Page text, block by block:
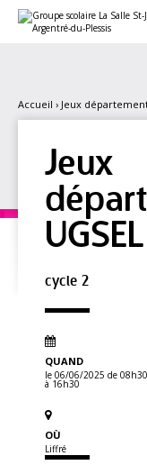
contenu.
personnels
Accueil › Jeux
Jeux
UGSEL
cycle 2
QUAND
le 06/06/2025 de 08h30
à 16h30
OÙ
Liffré